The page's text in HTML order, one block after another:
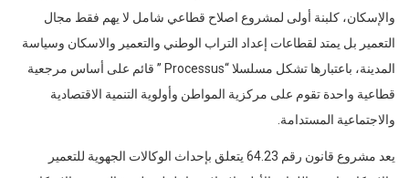
والإسكان، كلبنة أولى لمشروع اصلاح قطاعي شامل لا يهم فقط مجال
التعمير بل يمتد لقطاعات إعداد التراب الوطني والتعمير والاسكان وسياسة
المدينة، باعتبارها تشكل مسلسلا “Processus ” قائم على أساس مرجعية
قطاعية واحدة تقوم على مركزية المواطن وأولوية التنمية الاقتصادية
والاجتماعية المستدامة.
يعد مشروع قانون رقم 64.23 يتعلق بإحداث الوكالات الجهوية للتعمير